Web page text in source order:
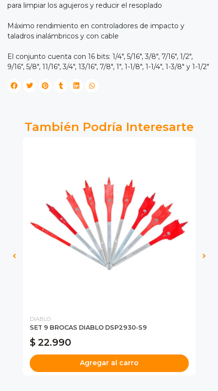
para limpiar los agujeros y reducir el resoplado
Máximo rendimiento en controladores de impacto y
taladros inalámbricos y con cable
El conjunto cuenta con 16 bits: 1/4", 5/16", 3/8", 7/16", 1/2",
9/16", 5/8", 11/16", 3/4", 13/16", 7/8", 1", 1-1/8", 1-1/4", 1-3/8" y 1-1/2"
También Podría Interesarte
DIABLO
SET 9 BROCAS DIABLO DSP2930-S9
$ 22.990
Agregar al carro